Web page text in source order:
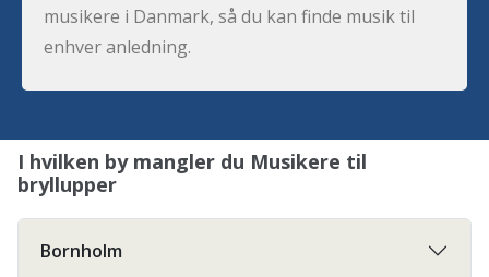
musikere i Danmark, så du kan finde musik til
enhver anledning.
I hvilken by mangler du Musikere til
bryllupper
Bornholm